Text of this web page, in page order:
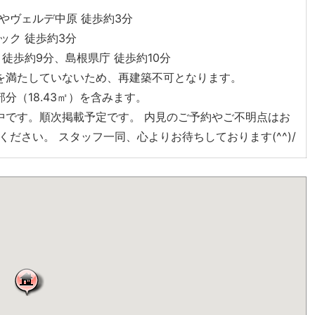
ヴェルデ中原 徒歩約3分
ク 徒歩約3分
歩約9分、島根県庁 徒歩約10分
たしていないため、再建築不可となります。
（18.43㎡）を含みます。
です。順次掲載予定です。 内見のご予約やご不明点はお
ださい。 スタッフ一同、心よりお待ちしております(^^)/